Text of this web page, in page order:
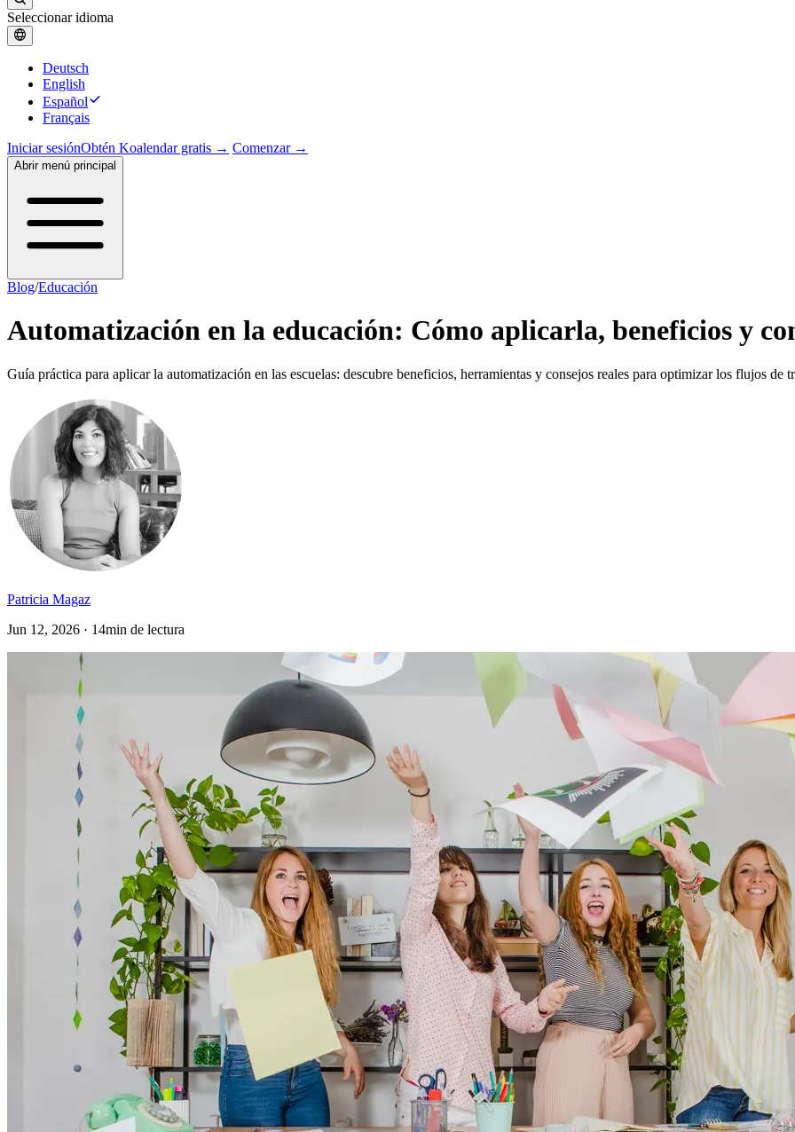
Seleccionar idioma
Deutsch
English
Español
Français
Iniciar sesiónObtén Koalendar gratis → Comenzar →
Abrir menú principal
Blog/Educación
Automatización en la educación: Cómo aplicarla, beneficios y
Guía práctica para aplicar la automatización en las escuelas: descubre beneficios, herramientas y consejos reales para optimizar los flujos de
Patricia Magaz
Jun 12, 2026 · 14min de lectura